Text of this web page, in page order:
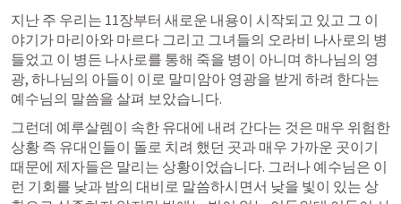
지난 주 우리는 11장부터 새로운 내용이 시작되고 있고 그 이
야기가 마리아와 마르다 그리고 그녀들의 오라비 나사로의 병
들었고 이 병든 나사로를 통해 죽을 병이 아니며 하나님의 영
광, 하나님의 아들이 이로 말미암아 영광을 받게 하려 한다는
예수님의 말씀을 살펴 보았습니다.
그런데 예루살렘이 속한 유대에 내려 간다는 것은 매우 위험한
상황 즉 유대인들이 돌로 치려 했던 곳과 매우 가까운 곳이기
때문에 제자들은 말리는 상황이었습니다. 그러나 예수님은 이
런 기회를 낮과 밤의 대비로 말씀하시면서 낮을 빛이 있는 상